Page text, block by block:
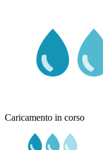
Caricamento in corso